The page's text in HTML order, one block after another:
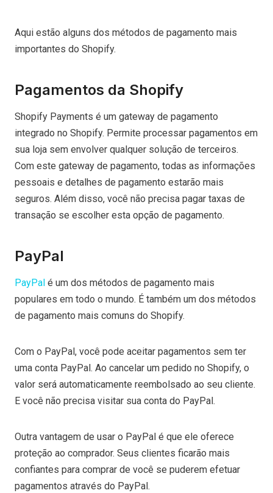
Aqui estão alguns dos métodos de pagamento mais
importantes do Shopify.
Pagamentos da Shopify
Shopify Payments é um gateway de pagamento
integrado no Shopify. Permite processar pagamentos em
sua loja sem envolver qualquer solução de terceiros.
Com este gateway de pagamento, todas as informações
pessoais e detalhes de pagamento estarão mais
seguros. Além disso, você não precisa pagar taxas de
transação se escolher esta opção de pagamento.
PayPal
PayPal é um dos métodos de pagamento mais
populares em todo o mundo. É também um dos métodos
de pagamento mais comuns do Shopify.
Com o PayPal, você pode aceitar pagamentos sem ter
uma conta PayPal. Ao cancelar um pedido no Shopify, o
valor será automaticamente reembolsado ao seu cliente.
E você não precisa visitar sua conta do PayPal.
Outra vantagem de usar o PayPal é que ele oferece
proteção ao comprador. Seus clientes ficarão mais
confiantes para comprar de você se puderem efetuar
pagamentos através do PayPal.